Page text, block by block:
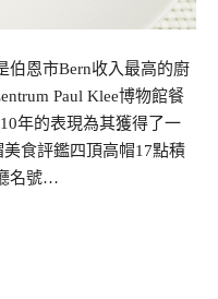
伯恩市Bern收入最高的廚
Paul Klee博物館餐
年的表現為其獲得了一
食評鑑四頂高帽17點積
名號…